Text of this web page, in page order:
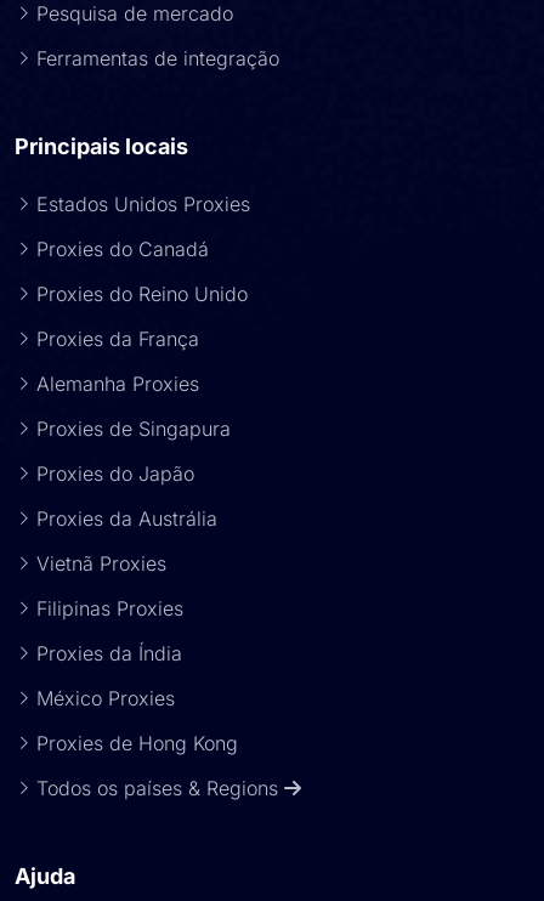
Pesquisa de mercado
Ferramentas de integração
Principais locais
Estados Unidos Proxies
Proxies do Canadá
Proxies do Reino Unido
Proxies da França
Alemanha Proxies
Proxies de Singapura
Proxies do Japão
Proxies da Austrália
Vietnã Proxies
Filipinas Proxies
Proxies da Índia
México Proxies
Proxies de Hong Kong
Todos os países & Regions
Ajuda